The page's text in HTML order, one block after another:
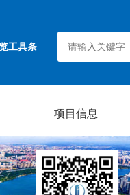
工具条
项目信息